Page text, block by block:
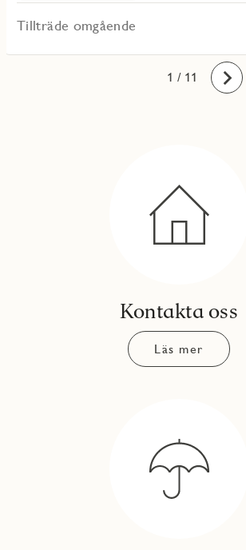
Tillträde omgående
1
2
3
4
5
6
7
8
9
10
11 / 11 Framåt
Kontakta oss
Läs mer